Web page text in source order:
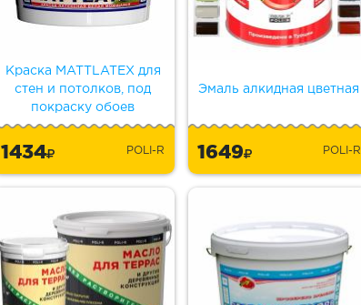
Краска MATTLATEX для
стен и потолков, под
покраску обоев
1434 POLI-R
Эмаль алкидная цветная
1649 POLI-R